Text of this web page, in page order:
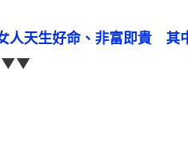
人天生好命、非富即貴　其
▼▼▼